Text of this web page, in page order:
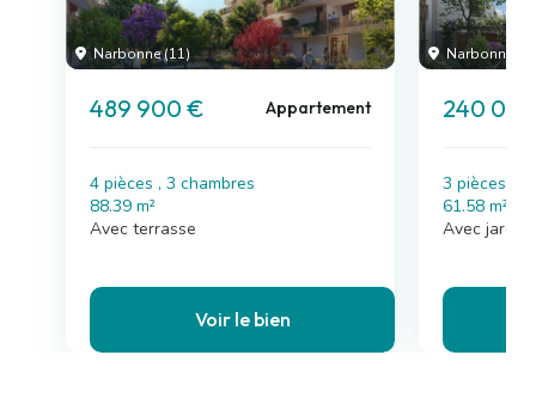
Narbonne (11)
489 900 € Appartement
4 pièces , 3 chambres
88.39 m²
Avec terrasse
Voir le bien
Narbonne
240
3 pièces , 2
61.58 m²
Avec